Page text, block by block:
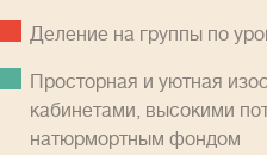
Деление на группы по
Просторная и уютная
кабинетами, высокими
натюрмортным фондом